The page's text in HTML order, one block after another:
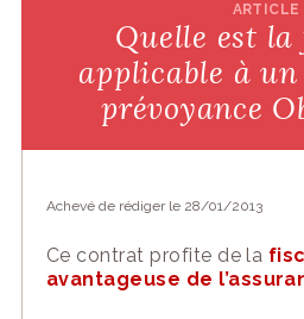
ARTICLE
Quelle est
applicable à
prévoyance
Achevé de rédiger le 28/01/2013
Ce contrat profite de la
avantageuse de